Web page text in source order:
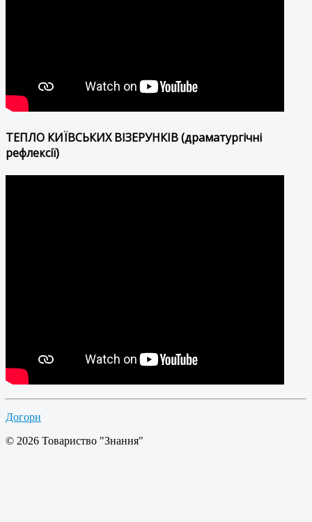
ТЕПЛО КИЇВСЬКИХ ВІЗЕРУНКІВ (драматургічні
рефлексії)
Догори
© 2026 Товариство "Знання"